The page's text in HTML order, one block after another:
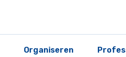
Organiseren